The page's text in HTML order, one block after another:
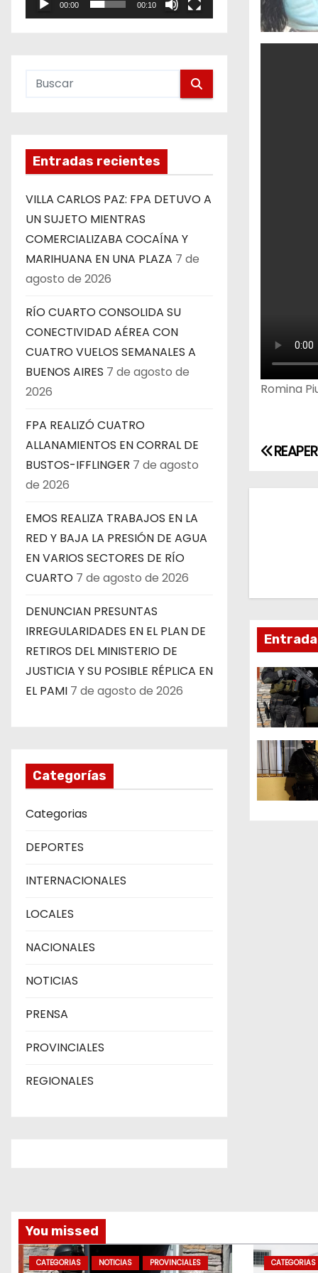
00:00 00:10
Entradas recientes
VILLA CARLOS PAZ: FPA DETUVO A
UN SUJETO MIENTRAS
COMERCIALIZABA COCAÍNA Y
MARIHUANA EN UNA PLAZA 7 de
agosto de 2026
RÍO CUARTO CONSOLIDA SU
CONECTIVIDAD AÉREA CON
CUATRO VUELOS SEMANALES A
BUENOS AIRES 7 de agosto de
2026
FPA REALIZÓ CUATRO
ALLANAMIENTOS EN CORRAL DE
BUSTOS-IFFLINGER 7 de agosto
de 2026
EMOS REALIZA TRABAJOS EN LA
RED Y BAJA LA PRESIÓN DE AGUA
EN VARIOS SECTORES DE RÍO
CUARTO 7 de agosto de 2026
DENUNCIAN PRESUNTAS
IRREGULARIDADES EN EL PLAN DE
RETIROS DEL MINISTERIO DE
JUSTICIA Y SU POSIBLE RÉPLICA EN
EL PAMI 7 de agosto de 2026
Categorías
Categorias
DEPORTES
INTERNACIONALES
LOCALES
NACIONALES
NOTICIAS
PRENSA
PROVINCIALES
REGIONALES
Romina
N
a
a
c
i
ó
n
d
e
You missed
CATEGORIAS NOTICIAS PROVINCIALES CATEGORIAS